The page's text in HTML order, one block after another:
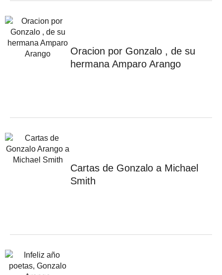
Oracion por Gonzalo , de su
hermana Amparo Arango
Cartas de Gonzalo a Michael
Smith